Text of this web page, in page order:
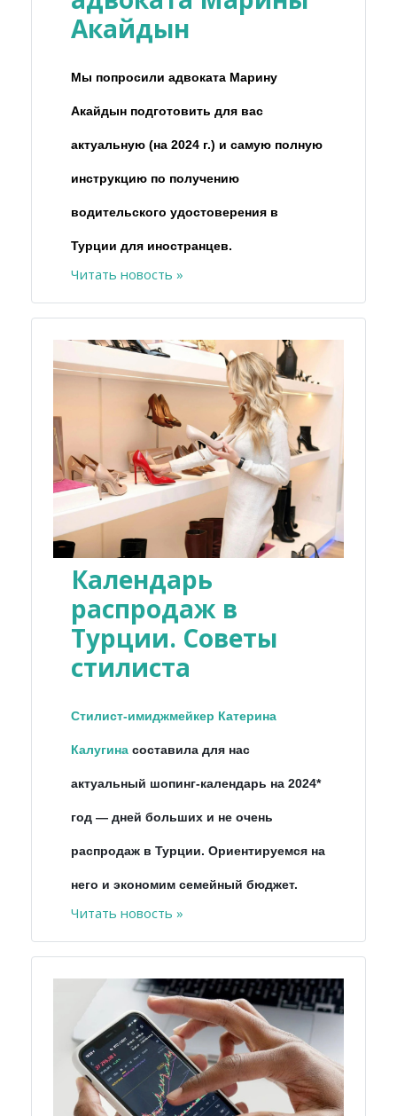
Акайдын
Мы попросили адвоката Марину
Акайдын подготовить для вас
актуальную (на 2024 г.) и самую полную
инструкцию по получению
водительского удостоверения в
Турции для иностранцев.
Читать новость »
Календарь
распродаж в
Турции. Советы
стилиста
Стилист-имиджмейкер Катерина
Калугина составила для нас
актуальный шопинг-календарь на 2024*
год — дней больших и не очень
распродаж в Турции. Ориентируемся на
него и экономим семейный бюджет.
Читать новость »